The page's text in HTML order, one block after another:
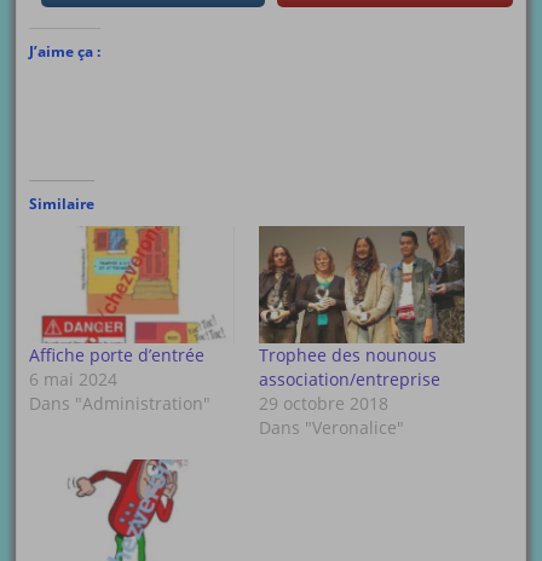
J’aime ça :
Similaire
Affiche porte d’entrée
6 mai 2024
Dans "Administration"
Trophee des nounous
association/entreprise
29 octobre 2018
Dans "Veronalice"